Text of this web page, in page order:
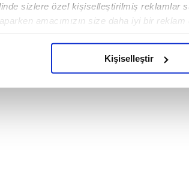
sizlere özel kişiselleştirilmiş reklamlar
amacımızın size daha iyi bir
verileriniz işlenmekte olup gerekli olan
çerezler, sitemizin daha işlevsel
Kişiselleştir